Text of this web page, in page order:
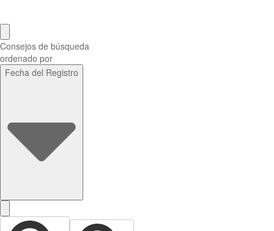
Consejos de búsqueda
ordenado por
Fecha del Registro